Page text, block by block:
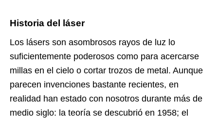
Historia del láser
Los lásers son asombrosos rayos de luz lo
suficientemente poderosos como para acercarse
millas en el cielo o cortar trozos de metal. Aunque
parecen invenciones bastante recientes, en
realidad han estado con nosotros durante más de
medio siglo: la teoría se descubrió en 1958; el